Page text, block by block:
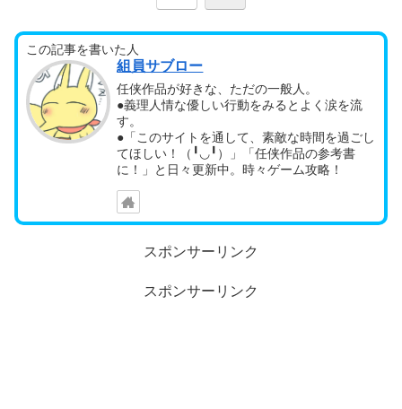
この記事を書いた人
組員サブロー
任侠作品が好きな、ただの一般人。
●義理人情な優しい行動をみるとよく涙を流
す。
●「このサイトを通して、素敵な時間を過ごし
てほしい！（╹◡╹）」「任侠作品の参考書
に！」と日々更新中。時々ゲーム攻略！
スポンサーリンク
スポンサーリンク